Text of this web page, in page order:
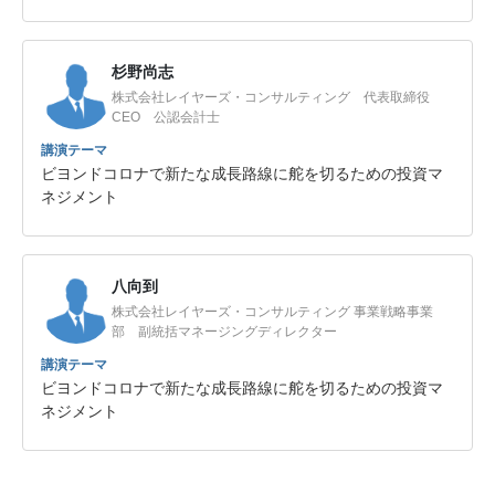
杉野尚志
株式会社レイヤーズ・コンサルティング 代表取締役
CEO 公認会計士
講演テーマ
ビヨンドコロナで新たな成長路線に舵を切るための投資マ
ネジメント
八向到
株式会社レイヤーズ・コンサルティング 事業戦略事業
部 副統括マネージングディレクター
講演テーマ
ビヨンドコロナで新たな成長路線に舵を切るための投資マ
ネジメント